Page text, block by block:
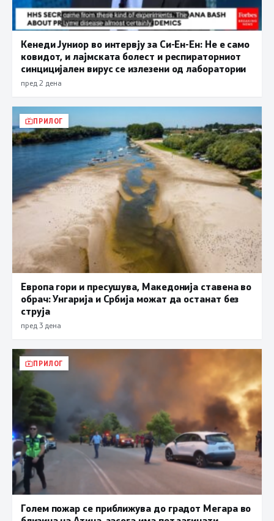
Кенеди Јуниор во интервју за Си-Ен-Ен: Не е само
ковидот, и лајмската болест и респираторниот
синцицијален вирус се излезени од лаборатории
пред 2 дена
ПРИЛОГ
Европа гори и пресушува, Македонија ставена во
обрач: Унгарија и Србија можат да останат без
струја
пред 3 дена
ПРИЛОГ
Голем пожар се приближува до градот Мегара во